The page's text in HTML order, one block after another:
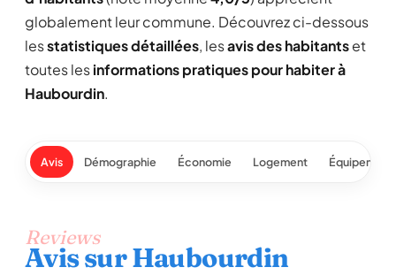
globalement leur commune. Découvrez ci-dessous
lesstatistiques détaillées, lesavis des habitantset
toutes lesinformations pratiques pour habiter à
Haubourdin.
Avis Démographie Économie Logement
Reviews
Avis sur Haubourdin